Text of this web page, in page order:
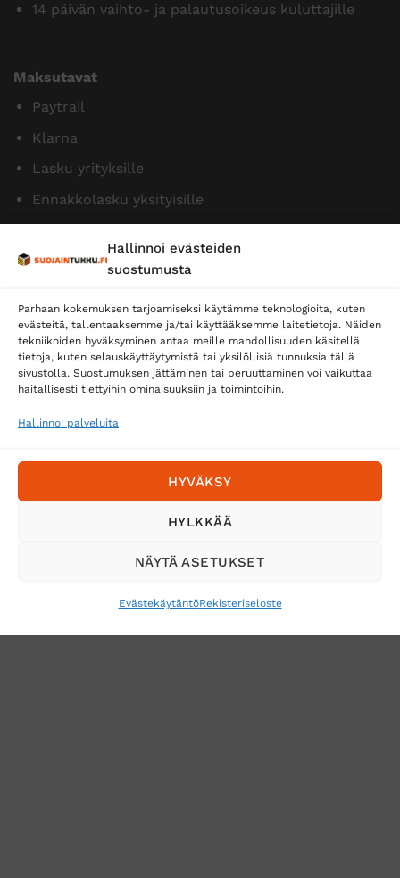
Hallinnoi evästeiden
suostumusta
Parhaan kokemuksen tarjoamiseksi käytämme teknologioita, kuten
evästeitä, tallentaaksemme ja/tai käyttääksemme laitetietoja. Näiden
tekniikoiden hyväksyminen antaa meille mahdollisuuden käsitellä
tietoja, kuten selauskäyttäytymistä tai yksilöllisiä tunnuksia tällä
sivustolla. Suostumuksen jättäminen tai peruuttaminen voi vaikuttaa
haitallisesti tiettyihin ominaisuuksiin ja toimintoihin.
Hallinnoi palveluita
HYVÄKSY
HYLKKÄÄ
NÄYTÄ ASETUKSET
EvästekäytäntöRekisteriseloste
14 päivän vaihto- ja palautusoikeus kuluttajille
Maksutavat
Paytrail
Klarna
Lasku yrityksille
Ennakkolasku yksityisille
Toimitustavat
Posti
Matkahuolto
Tilaa uutiskirje ja saat erikoisalennuksia